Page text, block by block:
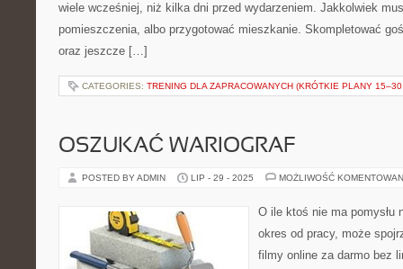
wiele wcześniej, niż kilka dni przed wydarzeniem. Jakkolwiek
pomieszczenia, albo przygotować mieszkanie. Skompletować
oraz jeszcze […]
CATEGORIES: TRENING DLA ZAPRACOWANYCH (KRÓTKIE PLANY
OSZUKAĆ WARIOGRAF
POSTED BY ADMIN LIP - 29 - 2025 MOŻLIWOŚĆ
O ile ktoś nie ma pomysłu
okres od pracy, może
filmy online za darmo bez